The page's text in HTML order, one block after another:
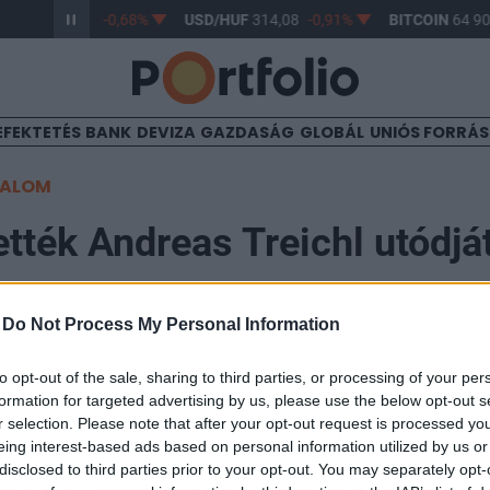
Do Not Process My Personal Information
opt-out of the sale, sharing to third parties, or processing of your
for targeted advertising by us, please use the below opt-out
selection. Please note that after your opt-out request is processed
interest-based ads based on personal information utilized by us
to third parties prior to your opt-out. You may separately
362,93 -0,68% USD/HUF 314,08 -0,91% BITCOIN64
BANK DEVIZA GAZDASÁG GLOBÁL UNIÓS
Andreas Treichl
távozik az Erste Group vezérigazgatói székéből
el is árulta utódjának nevét: a korábban a magyar